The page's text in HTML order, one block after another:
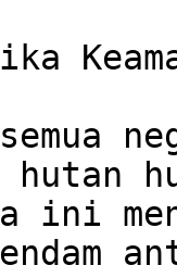
hutan
ini